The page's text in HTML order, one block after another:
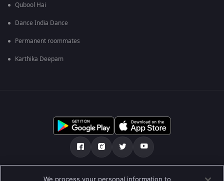
Qubool Hai
Dance India Dance
Permanent roommates
Karthika Deepam
Über uns FAQ Datenschutz-Bestimmungen
We process your personal information to